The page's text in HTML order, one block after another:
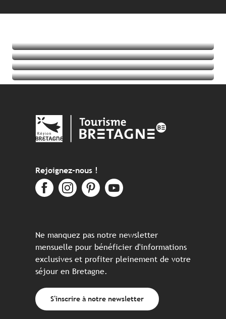
Lire la suite
Côtes d’Armor
Lire la suite
Rejoignez-nous !
Ne manquez pas notre newsletter
mensuelle pour bénéficier d'informations
exclusives et profiter pleinement de votre
séjour en Bretagne.
S'inscrire à notre newsletter